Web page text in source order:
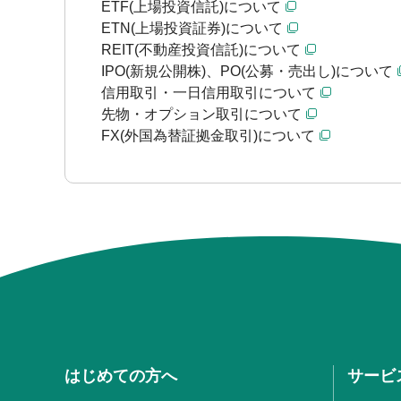
ETF(上場投資信託)について
ETN(上場投資証券)について
REIT(不動産投資信託)について
IPO(新規公開株)、PO(公募・売出し)について
信用取引・一日信用取引について
先物・オプション取引について
FX(外国為替証拠金取引)について
はじめての方へ サービ